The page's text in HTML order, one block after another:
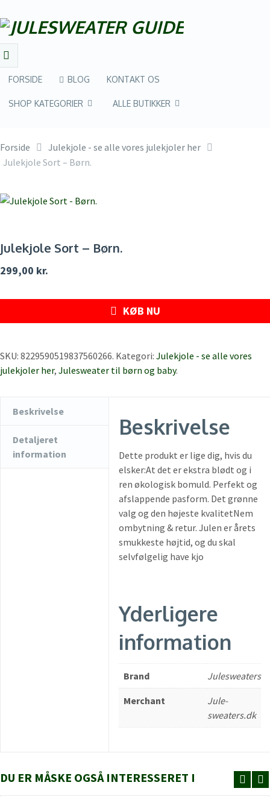
FORSIDE BLOG KONTAKT OS
SHOP KATEGORIER ALLE BUTIKKER
Forside
Julekjole - se alle vores julekjoler her
Julekjole Sort – Børn.
Julekjole Sort – Børn.
299,00 kr.
KØB NU
SKU: 8229590519837560266. Kategori: Julekjole - se alle vores
julekjoler her, Julesweater til børn og baby.
Beskrivelse
Detaljeret
information
Beskrivelse
Dette produkt er lige dig, hvis du
elsker:At det er ekstra blødt og i
ren økologisk bomuld. Perfekt og
afslappende pasform. Det grønne
valg og den højeste kvalitetNem
ombytning & retur. Julen er årets
smukkeste højtid, og du skal
selvfølgelig have kjo
Yderligere
information
Brand Julesweaters
Merchant
Jule-
sweaters.dk
DU ER MÅSKE OGSÅ INTERESSERET I